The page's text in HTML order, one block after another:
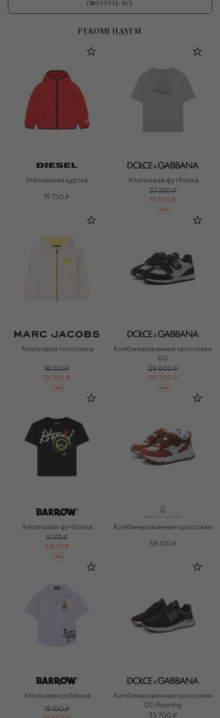
СМОТРЕТЬ ВСЕ
РЕКОМЕНДУЕМ
Утепленная куртка
15 750 ₽
Хлопковая футболка
27 250 ₽
19 100 ₽
-30%
Хлопковая толстовка
18 150 ₽
12 700 ₽
-30%
Комбинированные кроссовки
DG
29 600 ₽
20 700 ₽
-30%
Хлопковая футболка
5 170 ₽
3 620 ₽
-30%
Комбинированные кроссовки
58 100 ₽
Хлопковая рубашка
15 100 ₽
Комбинированные кроссовки
DG Running
35 700 ₽